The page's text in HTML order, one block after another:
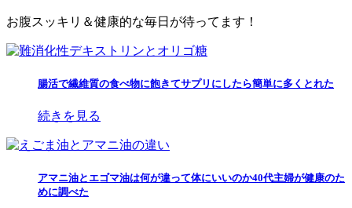
お腹スッキリ＆健康的な毎日が待ってます！
腸活で繊維質の食べ物に飽きてサプリにしたら簡単に多くとれた
続きを見る
アマニ油とエゴマ油は何が違って体にいいのか40代主婦が健康のた
めに調べた